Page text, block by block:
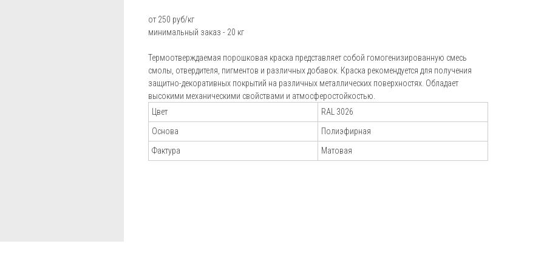
г. Ярославль, ул. Полушкина роща, д.
16с34
Блог
порошковой
краски
Калькулятор
расхода краски
Отзывы
Установки порошковой окраски Electron
от 250 руб/кг
минимальный заказ - 20 кг
Термоотверждаемая порошковая краска представляет собой гомогенизированную смесь
смолы, отвердителя, пигментов и различных добавок. Краска рекомендуется для получения
защитно-декоративных покрытий на различных металлических поверхностях. Обладает
высокими механическими свойствами и атмосферостойкостью.
Цвет
RAL 3026
Основа
Полиэфирная
Фактура
Матовая